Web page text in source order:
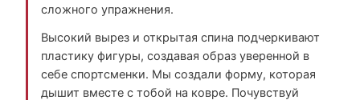
сложного упражнения.
Высокий вырез и открытая спина подчеркивают
пластику фигуры, создавая образ уверенной в
себе спортсменки. Мы создали форму, которая
дышит вместе с тобой на ковре. Почувствуй